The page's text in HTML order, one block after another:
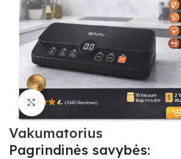
Spustelėkite, kad padidintumėte
Vakumatorius
Pagrindinės savybės: